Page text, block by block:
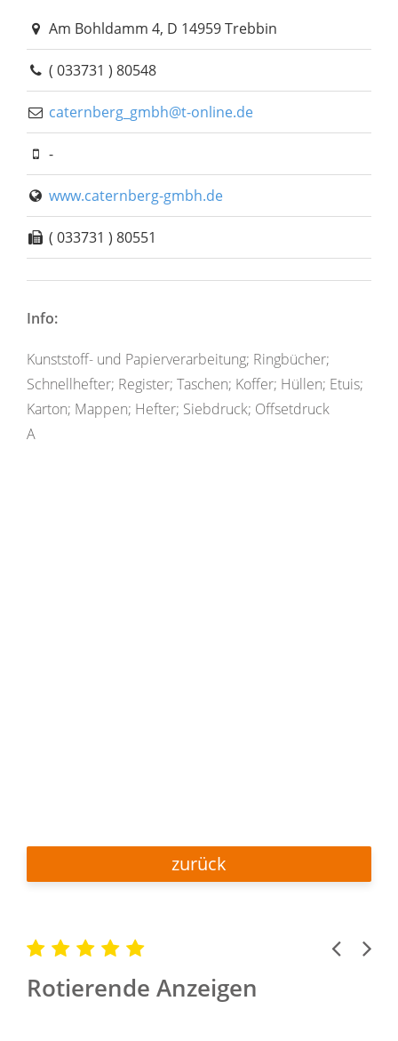
Am Bohldamm 4, D 14959 Trebbin
( 033731 ) 80548
caternberg_gmbh@t-online.de
-
www.caternberg-gmbh.de
( 033731 ) 80551
Info:
Kunststoff- und Papierverarbeitung; Ringbücher;
Schnellhefter; Register; Taschen; Koffer; Hüllen; Etuis;
Karton; Mappen; Hefter; Siebdruck; Offsetdruck
A
zurück
Rotierende Anzeigen
Previous
Next